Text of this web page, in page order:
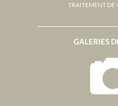
GALERIES
TRAITEMENT DE